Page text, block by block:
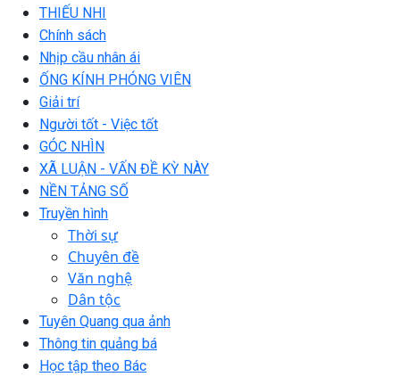
THIẾU NHI
Chính sách
Nhịp cầu nhân ái
ỐNG KÍNH PHÓNG VIÊN
Giải trí
Người tốt - Việc tốt
GÓC NHÌN
XÃ LUẬN - VẤN ĐỀ KỲ NÀY
NỀN TẢNG SỐ
Truyền hình
Thời sự
Chuyên đề
Văn nghệ
Dân tộc
Tuyên Quang qua ảnh
Thông tin quảng bá
Học tập theo Bác